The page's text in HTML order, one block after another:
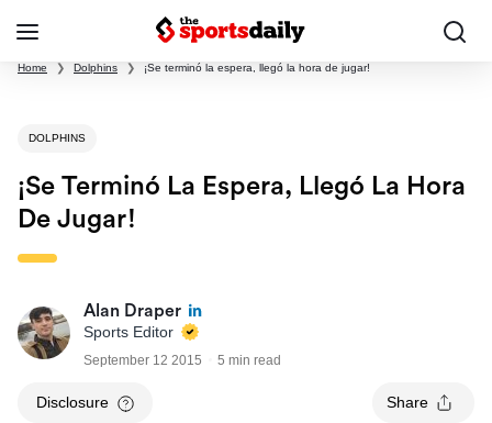
Home ❯ Dolphins ❯ ¡Se terminó la espera, llegó la hora de jugar!
DOLPHINS
¡Se Terminó La Espera, Llegó La Hora
De Jugar!
Alan Draper
Sports Editor
September 12 2015 5 min read
Disclosure Share